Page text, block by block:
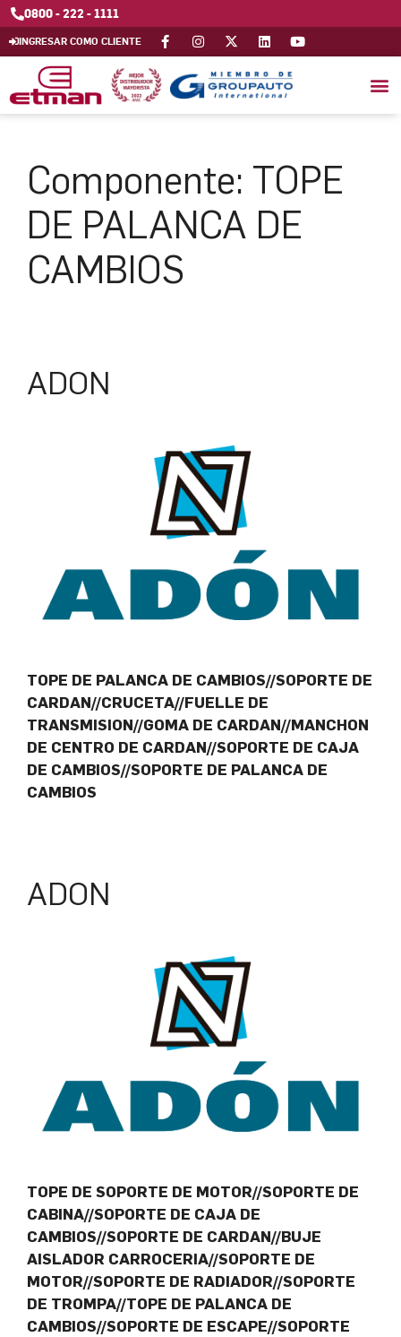
0800 - 222 - 1111
INGRESAR COMO CLIENTE
Componente: TOPE
DE PALANCA DE
CAMBIOS
ADON
TOPE DE PALANCA DE CAMBIOS//SOPORTE DE
CARDAN//CRUCETA//FUELLE DE
TRANSMISION//GOMA DE CARDAN//MANCHON
DE CENTRO DE CARDAN//SOPORTE DE CAJA
DE CAMBIOS//SOPORTE DE PALANCA DE
CAMBIOS
ADON
TOPE DE SOPORTE DE MOTOR//SOPORTE DE
CABINA//SOPORTE DE CAJA DE
CAMBIOS//SOPORTE DE CARDAN//BUJE
AISLADOR CARROCERIA//SOPORTE DE
MOTOR//SOPORTE DE RADIADOR//SOPORTE
DE TROMPA//TOPE DE PALANCA DE
CAMBIOS//SOPORTE DE ESCAPE//SOPORTE